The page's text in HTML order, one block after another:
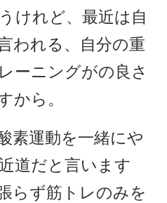
けれど、最近は自
われる、自分の重
ーニングがの良さ
から。
素運動を一緒にや
道だと言います
らず筋トレのみを